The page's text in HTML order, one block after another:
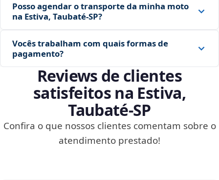
Posso agendar o transporte da minha moto
na Estiva, Taubaté‑SP?
Vocês trabalham com quais formas de
pagamento?
Reviews de clientes
satisfeitos na Estiva,
Taubaté‑SP
Confira o que nossos clientes comentam sobre o
atendimento prestado!